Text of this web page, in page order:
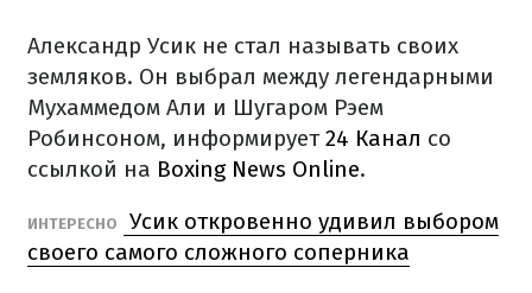
Александр Усик не стал называть своих
земляков. Он выбрал между легендарными
Мухаммедом Али и Шугаром Рэем
Робинсоном, информирует24 Канал со
ссылкой на Boxing News Online.
ИНТЕРЕСНО
Усик откровенно удивил выбором
своего самого сложного соперника